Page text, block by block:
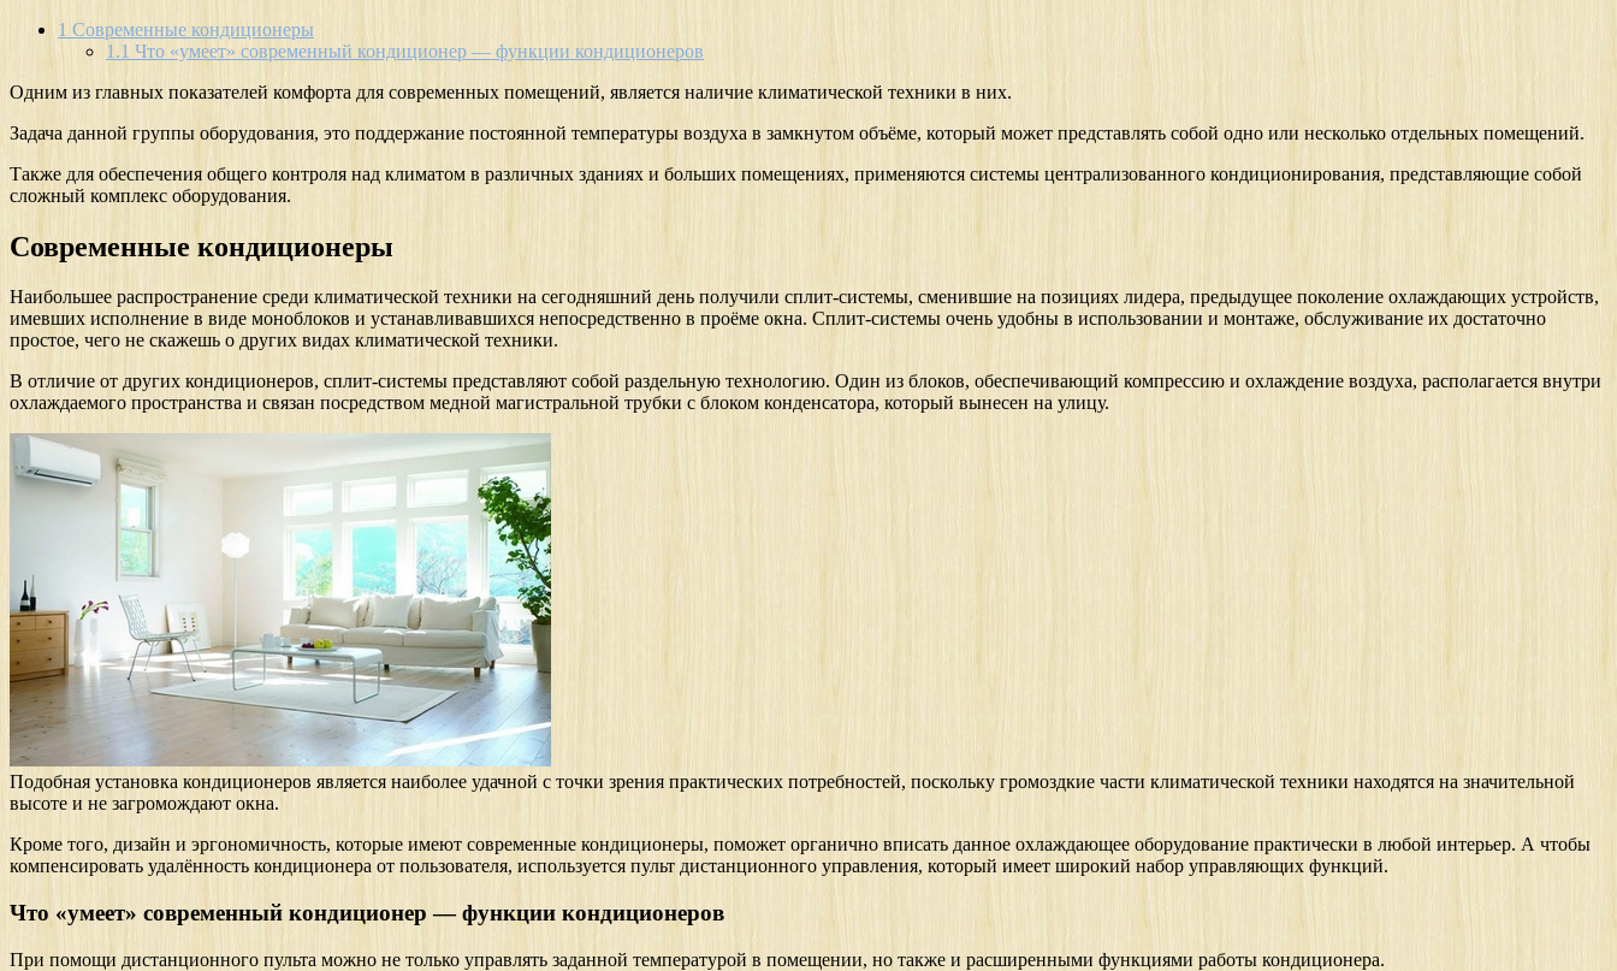
1 Современные кондиционеры
1.1 Что «умеет» современный кондиционер — функции кондиционеров
Одним из главных показателей комфорта для современных помещений, является наличие климатической техники в них.
Задача данной группы оборудования, это поддержание постоянной температуры воздуха в замкнутом объёме, который может представлять собой одно или несколько отдельных помещений.
Также для обеспечения общего контроля над климатом в различных зданиях и больших помещениях, применяются системы централизованного кондиционирования, представляющие собой
сложный комплекс оборудования.
Современные кондиционеры
Наибольшее распространение среди климатической техники на сегодняшний день получили сплит-системы, сменившие на позициях лидера, предыдущее поколение охлаждающих устройств,
имевших исполнение в виде моноблоков и устанавливавшихся непосредственно в проёме окна. Сплит-системы очень удобны в использовании и монтаже, обслуживание их достаточно
простое, чего не скажешь о других видах климатической техники.
В отличие от других кондиционеров, сплит-системы представляют собой раздельную технологию. Один из блоков, обеспечивающий компрессию и охлаждение воздуха, располагается внутри
охлаждаемого пространства и связан посредством медной магистральной трубки с блоком конденсатора, который вынесен на улицу.
Подобная установка кондиционеров является наиболее удачной с точки зрения практических потребностей, поскольку громоздкие части климатической техники находятся на значительной
высоте и не загромождают окна.
Кроме того, дизайн и эргономичность, которые имеют современные кондиционеры, поможет органично вписать данное охлаждающее оборудование практически в любой интерьер. А чтобы
компенсировать удалённость кондиционера от пользователя, используется пульт дистанционного управления, который имеет широкий набор управляющих функций.
Что «умеет» современный кондиционер — функции кондиционеров
При помощи дистанционного пульта можно не только управлять заданной температурой в помещении, но также и расширенными функциями работы кондиционера.